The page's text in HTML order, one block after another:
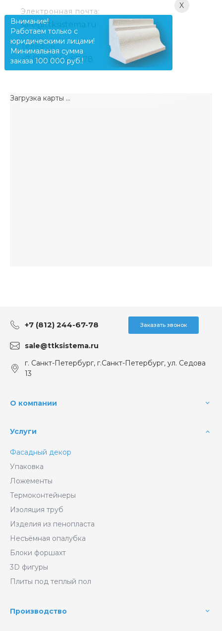
Электронная почта:
sale@ttksistema.ru
Телефон:
+7 (812) 244-67-78
Загрузка карты ...
+7 (812) 244-67-78 Заказать звонок
sale@ttksistema.ru
г. Санкт-Петербург, г.Санкт-Петербург, ул. Седова
13
О компании
Услуги
Фасадный декор
Упаковка
Ложементы
Термоконтейнеры
Изоляция труб
Изделия из пенопласта
Несъёмная опалубка
Блоки форшахт
3D фигуры
Плиты под теплый пол
Производство
X
Внимание!
Работаем только с
юридическими лицами!
Минимальная сумма
заказа 100 000 руб.!